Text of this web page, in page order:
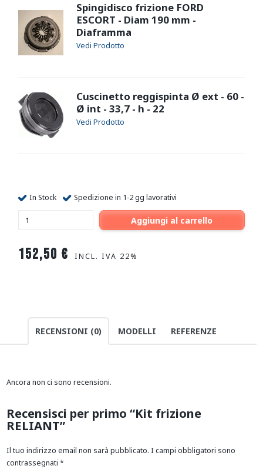
152,50 € INCL. IVA 22%
Spingidisco frizione FORD
ESCORT - Diam 190 mm -
Diaframma
Cuscinetto reggispinta Ø ext - 60 -
Ø int - 33,7 - h - 22
In Stock Spedizione in 1-2 gg lavorativi
Aggiungi al carrello
RECENSIONI (0) MODELLI REFERENZE
Ancora non ci sono recensioni.
Recensisci per primo “Kit frizione
RELIANT”
Il tuo indirizzo email non sarà pubblicato. I campi obbligatori sono
contrassegnati *